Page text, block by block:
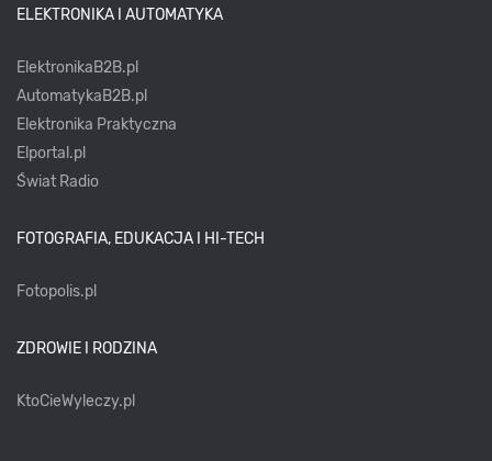
ELEKTRONIKA I AUTOMATYKA
ElektronikaB2B.pl
AutomatykaB2B.pl
Elektronika Praktyczna
Elportal.pl
Świat Radio
FOTOGRAFIA, EDUKACJA I HI-TECH
Fotopolis.pl
ZDROWIE I RODZINA
KtoCieWyleczy.pl